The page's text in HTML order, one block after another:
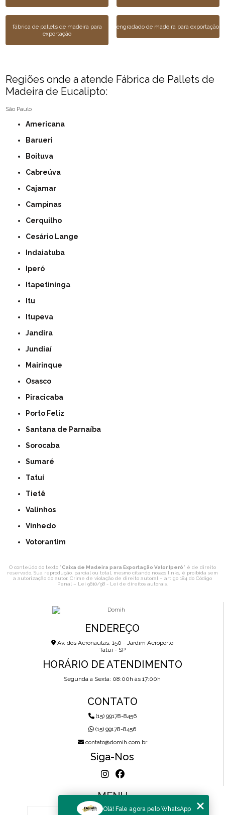
fábrica de pallets de madeira para
exportação
engradado de madeira para exportação
Regiões onde a atende Fábrica de Pallets de
Madeira de Eucalipto:
São Paulo
Americana
Barueri
Boituva
Cabreúva
Cajamar
Campinas
Cerquilho
Cesário Lange
Indaiatuba
Iperó
Itapetininga
Itu
Itupeva
Jandira
Jundiaí
Mairinque
Osasco
Piracicaba
Porto Feliz
Santana de Parnaíba
Sorocaba
Sumaré
Tatuí
Tietê
Valinhos
Vinhedo
Votorantim
O conteúdo do texto "Caixa de Madeira para Exportação Valor Iperó" é de direito
reservado. Sua reprodução, parcial ou total, mesmo citando nossos links, é proibida sem
a autorização do autor. Crime de violação de direito autoral – artigo 184 do Código
Penal – Lei 9610/98 - Lei de direitos autorais
ENDEREÇO
Av. dos Aeronautas, 150 - Jardim Aeroporto
Tatuí - SP
HORÁRIO DE ATENDIMENTO
Segunda a Sexta: 08:00h às 17:00h
CONTATO
(15) 99178-8456
(15) 99178-8456
contato@domih.com.br
Siga-Nos
MENU
HOME
Olá! Fale agora pelo WhatsApp